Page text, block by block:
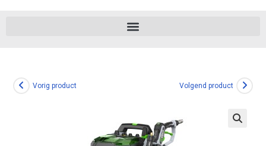
Vorig product Volgend product